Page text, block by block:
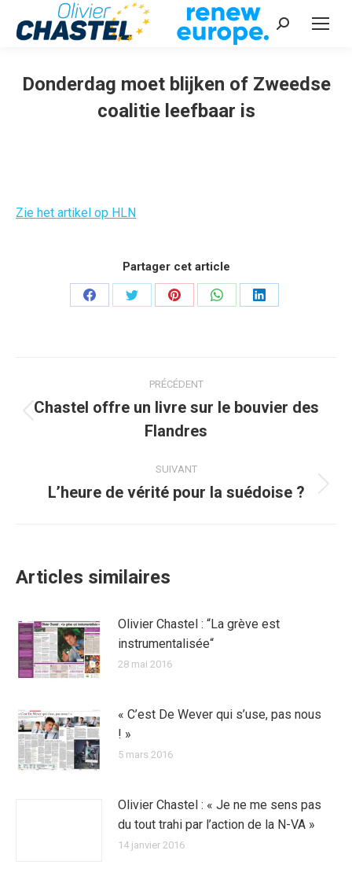
Recherche
Donderdag moet blijken of Zweedse
coalitie leefbaar is
Zie het artikel op HLN
Partager cet article
PartagerPartagerPartagerPartagerPartager
article
PRÉCÉDENT
précédent
Chastel offre un livre sur le bouvier des
Flandres
SUIVANT
Article
L’heure de vérité pour la suédoise ?
Articles similaires
Olivier Chastel : “La grève est
instrumentalisée“
28 mai 2016
« C’est De Wever qui s’use, pas nous
! »
5 mars 2016
Olivier Chastel : « Je ne me sens pas
du tout trahi par l’action de la N-VA »
14 janvier 2016